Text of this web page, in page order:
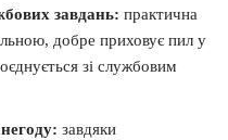
завдань: практична
добре приховує пил у
зі службовим
завдяки